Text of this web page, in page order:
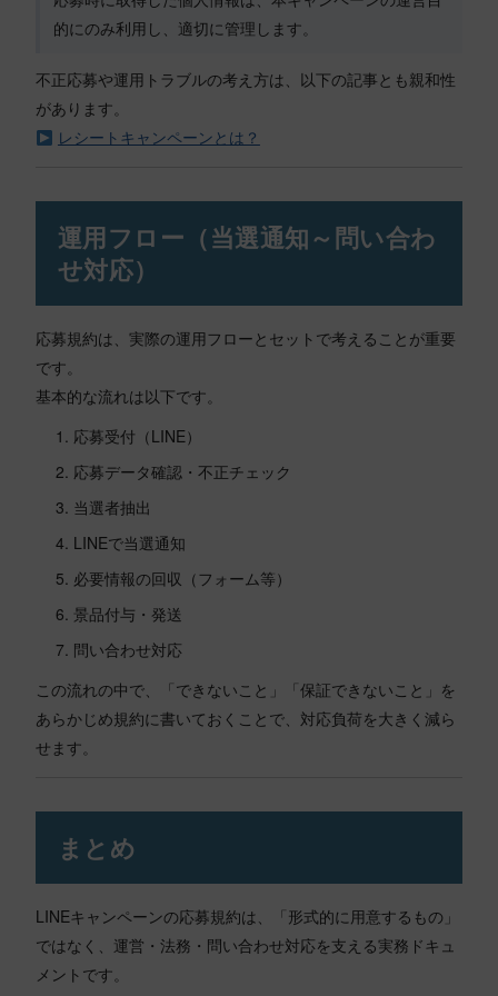
的にのみ利用し、適切に管理します。
不正応募や運用トラブルの考え方は、以下の記事とも親和性
があります。
レシートキャンペーンとは？
運用フロー（当選通知～問い合わ
せ対応）
応募規約は、実際の運用フローとセットで考えることが重要
です。
基本的な流れは以下です。
応募受付（LINE）
応募データ確認・不正チェック
当選者抽出
LINEで当選通知
必要情報の回収（フォーム等）
景品付与・発送
問い合わせ対応
この流れの中で、「できないこと」「保証できないこと」を
あらかじめ規約に書いておくことで、対応負荷を大きく減ら
せます。
まとめ
LINEキャンペーンの応募規約は、「形式的に用意するもの」
ではなく、運営・法務・問い合わせ対応を支える実務ドキュ
メントです。